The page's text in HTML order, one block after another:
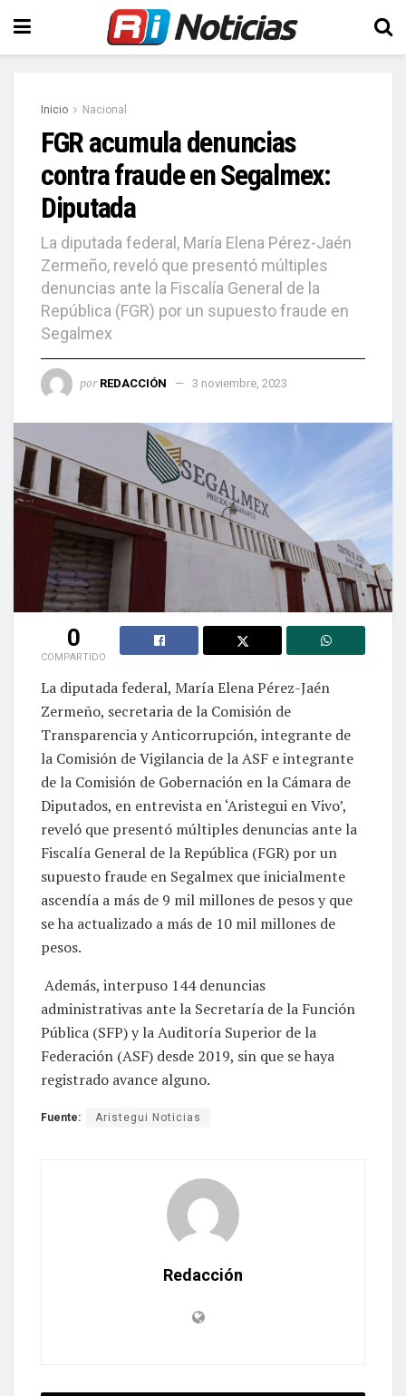
Inicio Nacional
FGR acumula denuncias
contra fraude en Segalmex:
Diputada
La diputada federal, María Elena Pérez-Jaén
Zermeño, reveló que presentó múltiples
denuncias ante la Fiscalía General de la
República (FGR) por un supuesto fraude en
Segalmex
por REDACCIÓN 3 noviembre, 2023
0
COMPARTIDO
La diputada federal, María Elena Pérez-Jaén
Zermeño, secretaria de la Comisión de
Transparencia y Anticorrupción, integrante de
la Comisión de Vigilancia de la ASF e integrante
de la Comisión de Gobernación en la Cámara de
Diputados, en entrevista en ‘Aristegui en Vivo’,
reveló que presentó múltiples denuncias ante la
Fiscalía General de la República (FGR) por un
supuesto fraude en Segalmex que inicialmente
ascendía a más de 9 mil millones de pesos y que
se ha actualizado a más de 10 mil millones de
pesos.
Además, interpuso 144 denuncias
administrativas ante la Secretaría de la Función
Pública (SFP) y la Auditoría Superior de la
Federación (ASF) desde 2019, sin que se haya
registrado avance alguno.
Fuente: Aristegui Noticias
Redacción